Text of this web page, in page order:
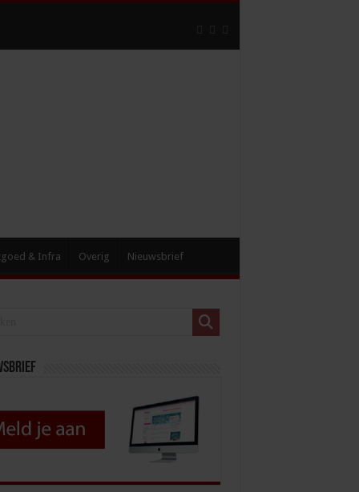
& Infra Overig Nieuwsbrief